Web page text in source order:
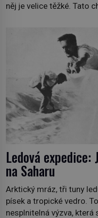
něj je velice těžké. Tato
1778), jenže v Asii o
připomíná jelena, v
Ledová
na Saharu
Arktický mráz, tři tuny
písek a tropické vedro.
nesplnitelná výzva, která